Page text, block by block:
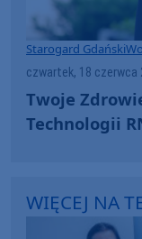
Starogard Gdański
czwartek, 18 czerwca
Twoje
Technologii
WIĘCEJ NA